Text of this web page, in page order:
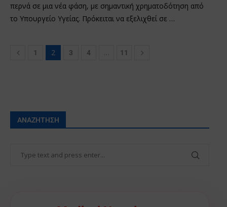
περνά σε μια νέα φάση, με σημαντική χρηματοδότηση από
το Υπουργείο Υγείας. Πρόκειται να εξελιχθεί σε …
1 2 3 4 … 11
ΑΝΑΖΉΤΗΣΗ